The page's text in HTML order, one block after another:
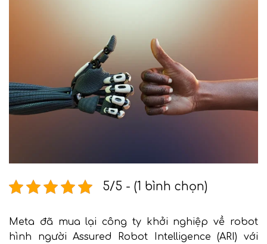
5/5 - (1 bình chọn)
Meta đã mua lại công ty khởi nghiệp về robot
hình ngườiAssured Robot Intelligence (ARI) với